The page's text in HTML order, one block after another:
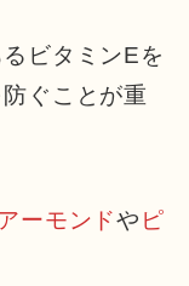
ビタミンEを
ぐことが重
アーモンドや ピ